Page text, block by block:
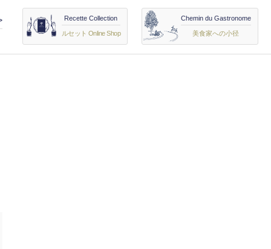
Recette Collection
ルセット Online Shop
Chemin du Gastronome
美食家への小径